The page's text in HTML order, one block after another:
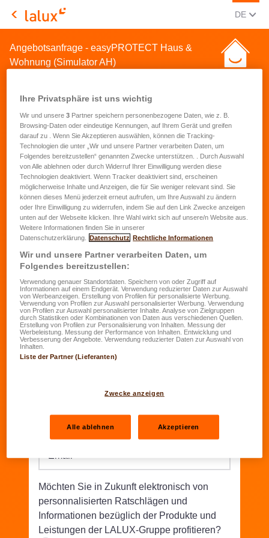
LALUX Assurances
DE
Angebotsanfrage - easyPROTECT Haus &
Wohnung (Simulator AH)
Angebotsanfrage für eine
Hausrat- und
Wohnungsversicherung
Vorname *
Name*
Geburtsdatum*
TT.MM.JJJJ
Straße/Nr.*
Telefon*
Email
Möchten Sie in Zukunft elektronisch von
personnalisierten Ratschlägen und
Informationen bezüglich der Produkte und
Leistungen der LALUX-Gruppe profitieren?
Ihre Privatsphäre ist uns wichtig
Wir und unsere3 Partner speichern personenbezogene Daten, wie z. B.
Browsing-Daten oder eindeutige Kennungen, auf Ihrem Gerät und greifen
darauf zu . Wenn Sie Akzeptieren auswählen, können die Tracking-
Technologien die unter „Wir und unsere Partner verarbeiten Daten, um
Folgendes bereitzustellen“ genannten Zwecke unterstützen. . Durch Auswahl
von Alle ablehnen oder durch Widerruf Ihrer Einwilligung werden diese
Technologien deaktiviert. Wenn Tracker deaktiviert sind, erscheinen
möglicherweise Inhalte und Anzeigen, die für Sie weniger relevant sind. Sie
können dieses Menü jederzeit erneut aufrufen, um Ihre Auswahl zu ändern
oder Ihre Einwilligung zu widerrufen, indem Sie auf den Link Zwecke anzeigen
unten auf der Webseite klicken. Ihre Wahl wirkt sich auf unsere/n Website aus.
Weitere Informationen finden Sie in unserer
Datenschutzerklärung.
Datenschutz Rechtliche Informationen
Wir und unsere Partner verarbeiten Daten, um
Folgendes bereitzustellen:
Verwendung genauer Standortdaten. Speichern von oder Zugriff auf
Informationen auf einem Endgerät. Verwendung reduzierter Daten zur Auswahl
von Werbeanzeigen. Erstellung von Profilen für personalisierte Werbung.
Verwendung von Profilen zur Auswahl personalisierter Werbung. Verwendung
von Profilen zur Auswahl personalisierter Inhalte. Analyse von Zielgruppen
durch Statistiken oder Kombinationen von Daten aus verschiedenen Quellen.
Erstellung von Profilen zur Personalisierung von Inhalten. Messung der
Werbeleistung. Messung der Performance von Inhalten. Entwicklung und
Verbesserung der Angebote. Verwendung reduzierter Daten zur Auswahl von
Inhalten.
Liste der Partner (Lieferanten)
Zwecke anzeigen
Alle ablehnen Akzeptieren